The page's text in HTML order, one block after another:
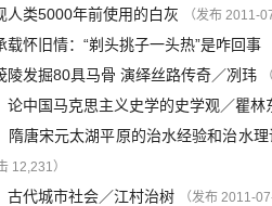
人类5000年前使用的白灰 （发布 2011-
载怀旧情：“剃头挑子一头热”是咋回事
陵发掘80具马骨 演绎丝路传奇／冽玮
论中国马克思主义史学的史学观／瞿林
隋唐宋元太湖平原的治水经验和治水
12,231）
古代城市社会／江村治树 （发布 2011-